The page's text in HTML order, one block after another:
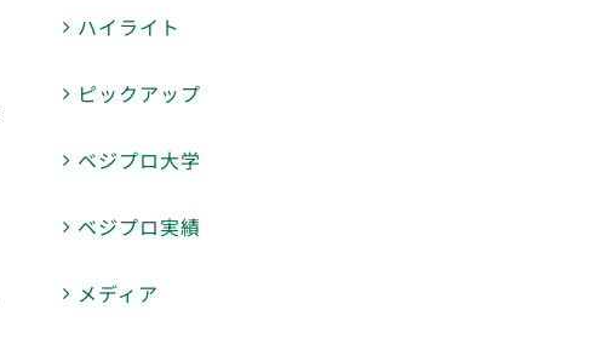
ハイライト
ピックアップ
ベジプロ大学
ベジプロ実績
メディア